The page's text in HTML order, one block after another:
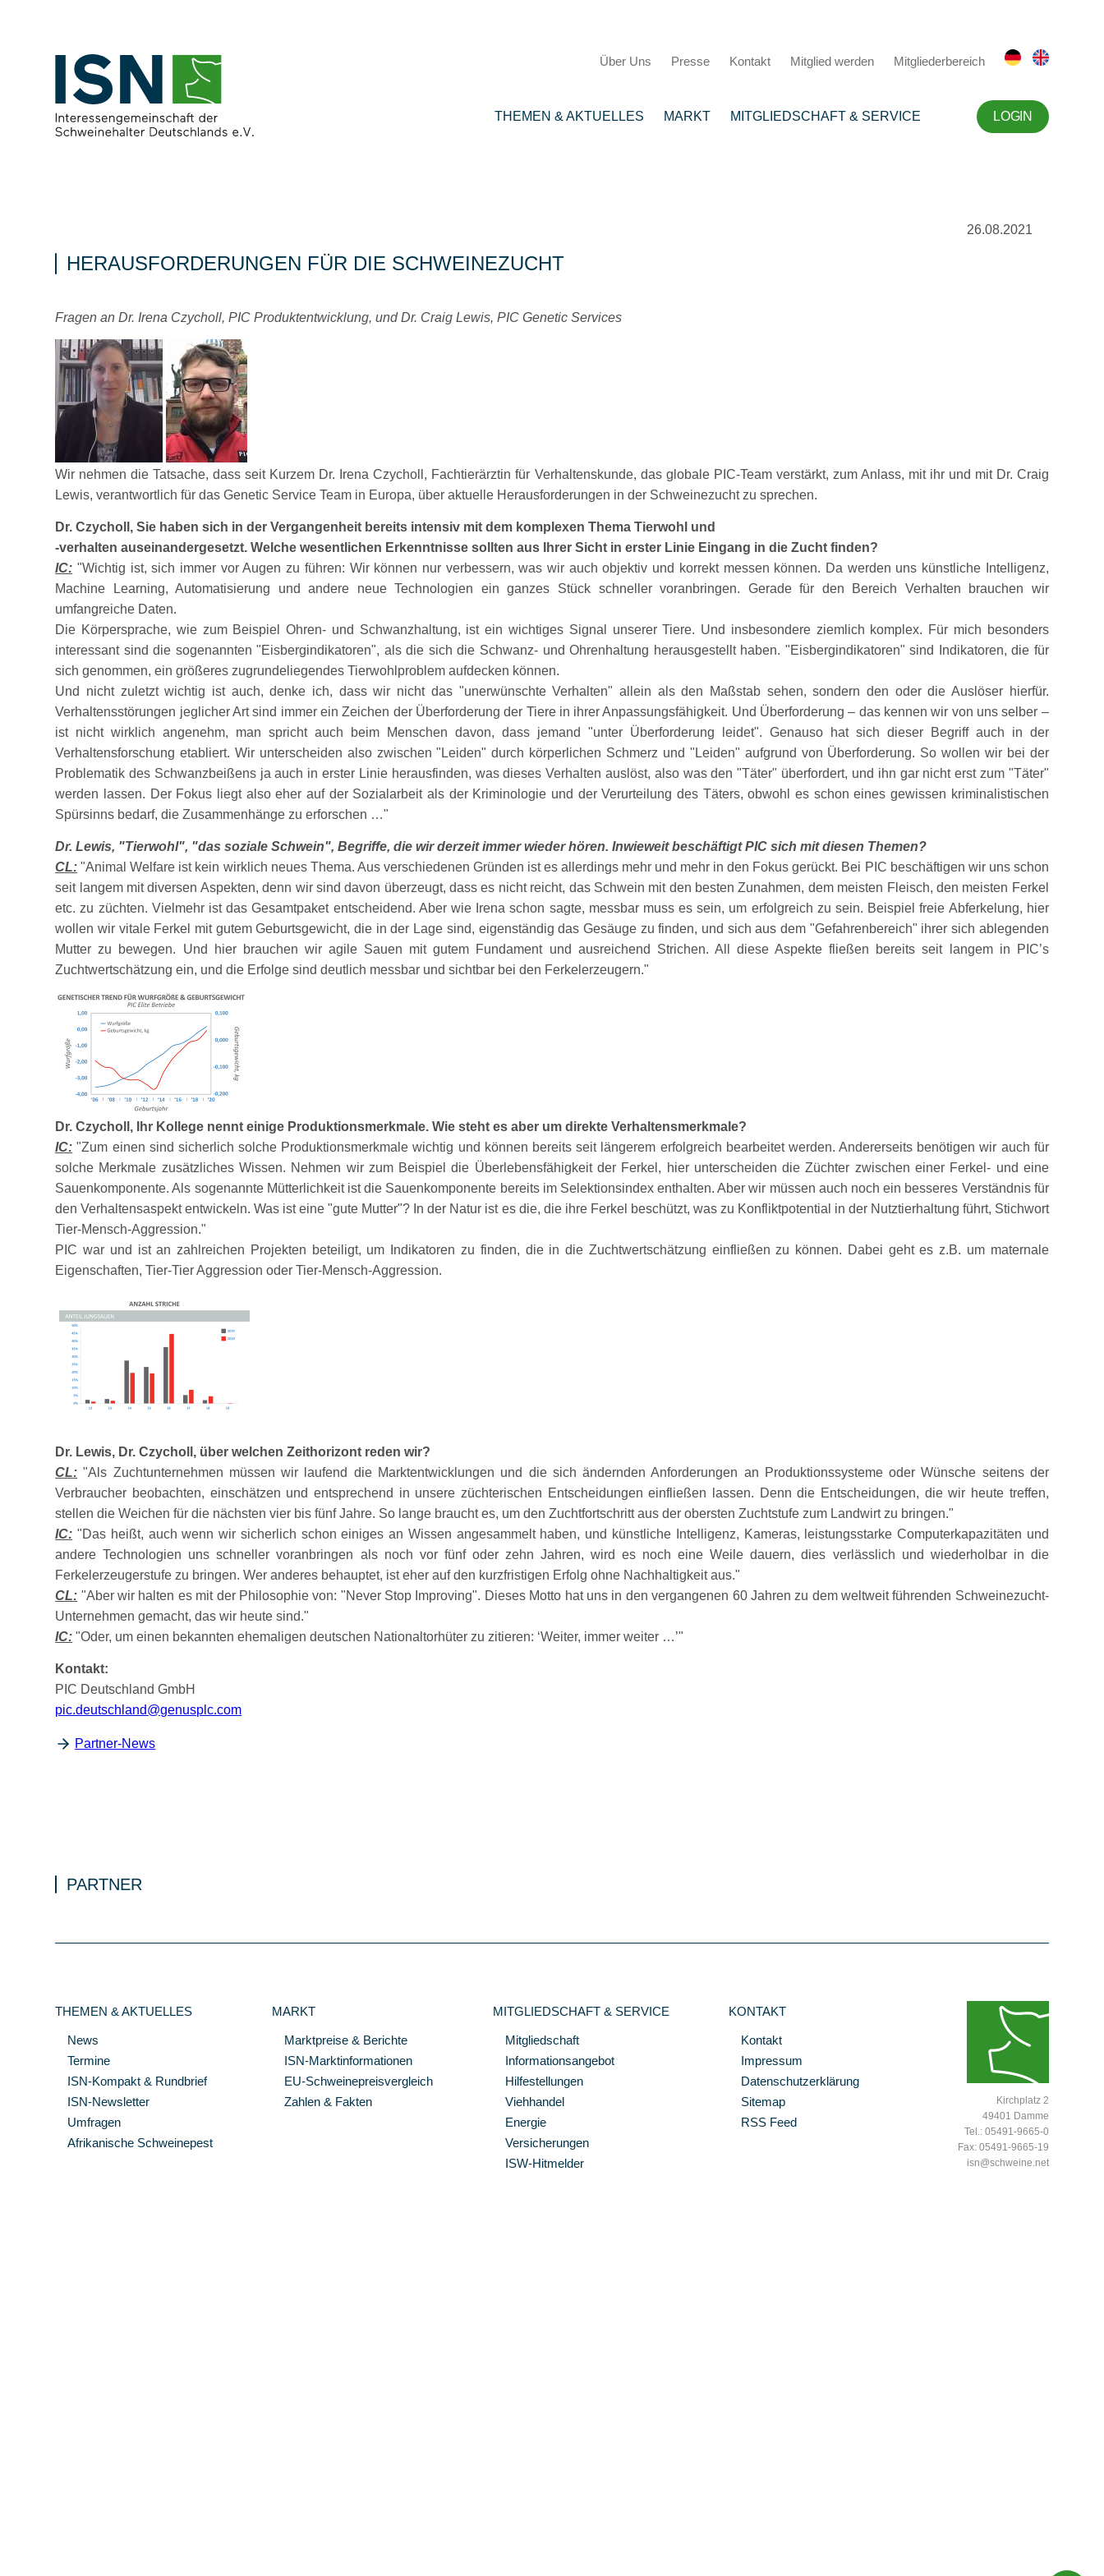
Über Uns Presse Kontakt Mitglied werden Mitgliederbereich
THEMEN & AKTUELLES MARKT MITGLIEDSCHAFT & SERVICE LOGIN
26.08.2021
HERAUSFORDERUNGEN FÜR DIE SCHWEINEZUCHT
Fragen an Dr. Irena Czycholl, PIC Produktentwicklung, und Dr. Craig Lewis, PIC Genetic Services
Wir nehmen die Tatsache, dass seit Kurzem Dr. Irena Czycholl, Fachtierärztin für Verhaltenskunde, das globale PIC-Team verstärkt, zum Anlass, mit ihr und mit Dr. Craig
Lewis, verantwortlich für das Genetic Service Team in Europa, über aktuelle Herausforderungen in der Schweinezucht zu sprechen.
Dr. Czycholl, Sie haben sich in der Vergangenheit bereits intensiv mit dem komplexen Thema Tierwohl und
-verhalten auseinandergesetzt. Welche wesentlichen Erkenntnisse sollten aus Ihrer Sicht in erster Linie Eingang in die Zucht finden?
IC:
Wichtig ist, sich immer vor Augen zu führen: Wir können nur verbessern, was wir auch objektiv und korrekt messen können. Da werden uns künstliche Intelligenz,
Machine Learning, Automatisierung und andere neue Technologien ein ganzes Stück schneller voranbringen. Gerade für den Bereich Verhalten brauchen wir
umfangreiche Daten.
Die Körpersprache, wie zum Beispiel Ohren- und Schwanzhaltung, ist ein wichtiges Signal unserer Tiere. Und insbesondere ziemlich komplex. Für mich besonders
interessant sind die sogenannten Eisbergindikatoren , als die sich die Schwanz- und Ohrenhaltung herausgestellt haben. Eisbergindikatoren
sind Indikatoren, die für
sich genommen, ein größeres zugrundeliegendes Tierwohlproblem aufdecken können.
Und nicht zuletzt wichtig ist auch, denke ich, dass wir nicht das
unerwünschte Verhalten
allein als den Maßstab sehen, sondern den oder die Auslöser hierfür.
Verhaltensstörungen jeglicher Art sind immer ein Zeichen der Überforderung der Tiere in ihrer Anpassungsfähigkeit. Und Überforderung – das kennen wir von uns selber –
ist nicht wirklich angenehm, man spricht auch beim Menschen davon, dass jemand
unter Überforderung leidet . Genauso hat sich dieser Begriff auch in der
Verhaltensforschung etabliert. Wir unterscheiden also zwischen Leiden durch körperlichen Schmerz und Leiden
aufgrund von Überforderung. So wollen wir bei der
Problematik des Schwanzbeißens ja auch in erster Linie herausfinden, was dieses Verhalten auslöst, also was den Täter überfordert, und ihn gar nicht erst zum
Täter
werden lassen. Der Fokus liegt also eher auf der Sozialarbeit als der Kriminologie und der Verurteilung des Täters, obwohl es schon eines gewissen kriminalistischen
Spürsinns bedarf, die Zusammenhänge zu erforschen …
Dr. Lewis, Tierwohl , das soziale Schwein , Begriffe, die wir derzeit immer wieder hören. Inwieweit beschäftigt PIC sich mit diesen Themen?
CL:
Animal Welfare ist kein wirklich neues Thema. Aus verschiedenen Gründen ist es allerdings mehr und mehr in den Fokus gerückt. Bei PIC beschäftigen wir uns schon
seit langem mit diversen Aspekten, denn wir sind davon überzeugt, dass es nicht reicht, das Schwein mit den besten Zunahmen, dem meisten Fleisch, den meisten Ferkel
etc. zu züchten. Vielmehr ist das Gesamtpaket entscheidend. Aber wie Irena schon sagte, messbar muss es sein, um erfolgreich zu sein. Beispiel freie Abferkelung, hier
wollen wir vitale Ferkel mit gutem Geburtsgewicht, die in der Lage sind, eigenständig das Gesäuge zu finden, und sich aus dem
Gefahrenbereich
ihrer sich ablegenden
Mutter zu bewegen. Und hier brauchen wir agile Sauen mit gutem Fundament und ausreichend Strichen. All diese Aspekte fließen bereits seit langem in PIC’s
Zuchtwertschätzung ein, und die Erfolge sind deutlich messbar und sichtbar bei den Ferkelerzeugern.
Dr. Czycholl, Ihr Kollege nennt einige Produktionsmerkmale. Wie steht es aber um direkte Verhaltensmerkmale?
IC:
Zum einen sind sicherlich solche Produktionsmerkmale wichtig und können bereits seit längerem erfolgreich bearbeitet werden. Andererseits benötigen wir auch für
solche Merkmale zusätzliches Wissen. Nehmen wir zum Beispiel die Überlebensfähigkeit der Ferkel, hier unterscheiden die Züchter zwischen einer Ferkel- und eine
Sauenkomponente. Als sogenannte Mütterlichkeit ist die Sauenkomponente bereits im Selektionsindex enthalten. Aber wir müssen auch noch ein besseres Verständnis für
den Verhaltensaspekt entwickeln. Was ist eine gute Mutter ? In der Natur ist es die, die ihre Ferkel beschützt, was zu Konfliktpotential in der Nutztierhaltung führt, Stichwort
Tier-Mensch-Aggression.
PIC war und ist an zahlreichen Projekten beteiligt, um Indikatoren zu finden, die in die Zuchtwertschätzung einfließen zu können. Dabei geht es z.B. um maternale
Eigenschaften, Tier-Tier Aggression oder Tier-Mensch-Aggression.
Dr. Lewis, Dr. Czycholl, über welchen Zeithorizont reden wir?
CL:
Als Zuchtunternehmen müssen wir laufend die Marktentwicklungen und die sich ändernden Anforderungen an Produktionssysteme oder Wünsche seitens der
Verbraucher beobachten, einschätzen und entsprechend in unsere züchterischen Entscheidungen einfließen lassen. Denn die Entscheidungen, die wir heute treffen,
stellen die Weichen für die nächsten vier bis fünf Jahre. So lange braucht es, um den Zuchtfortschritt aus der obersten Zuchtstufe zum Landwirt zu bringen.
IC:
Das heißt, auch wenn wir sicherlich schon einiges an Wissen angesammelt haben, und künstliche Intelligenz, Kameras, leistungsstarke Computerkapazitäten und
andere Technologien uns schneller voranbringen als noch vor fünf oder zehn Jahren, wird es noch eine Weile dauern, dies verlässlich und wiederholbar in die
Ferkelerzeugerstufe zu bringen. Wer anderes behauptet, ist eher auf den kurzfristigen Erfolg ohne Nachhaltigkeit aus.
CL:
Aber wir halten es mit der Philosophie von: Never Stop Improving . Dieses Motto hat uns in den vergangenen 60 Jahren zu dem weltweit führenden Schweinezucht-
Unternehmen gemacht, das wir heute sind.
IC:
Oder, um einen bekannten ehemaligen deutschen Nationaltorhüter zu zitieren: ‘Weiter, immer weiter …’
Kontakt:
PIC Deutschland GmbH
pic.deutschland@genusplc.com
Partner-News
PARTNER
THEMEN & AKTUELLES
News
Termine
ISN-Kompakt & Rundbrief
ISN-Newsletter
Umfragen
Afrikanische Schweinepest
MARKT
Marktpreise & Berichte
ISN-Marktinformationen
EU-Schweinepreisvergleich
Zahlen & Fakten
MITGLIEDSCHAFT & SERVICE
Mitgliedschaft
Informationsangebot
Hilfestellungen
Viehhandel
Energie
Versicherungen
ISW-Hitmelder
KONTAKT
Kontakt
Impressum
Datenschutzerklärung
Sitemap
RSS Feed
Kirchplatz 2
49401 Damme
Tel.: 05491-9665-0
Fax: 05491-9665-19
isn@schweine.net